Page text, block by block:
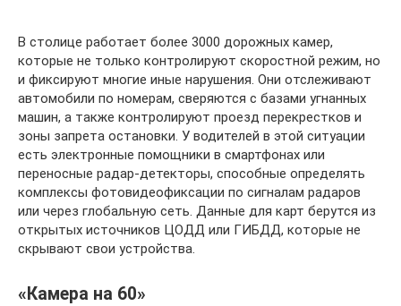
В столице работает более 3000 дорожных камер,
которые не только контролируют скоростной режим, но
и фиксируют многие иные нарушения. Они отслеживают
автомобили по номерам, сверяются с базами угнанных
машин, а также контролируют проезд перекрестков и
зоны запрета остановки. У водителей в этой ситуации
есть электронные помощники в смартфонах или
переносные радар-детекторы, способные определять
комплексы фотовидеофиксации по сигналам радаров
или через глобальную сеть. Данные для карт берутся из
открытых источников ЦОДД или ГИБДД, которые не
скрывают свои устройства.
«Камера на 60»